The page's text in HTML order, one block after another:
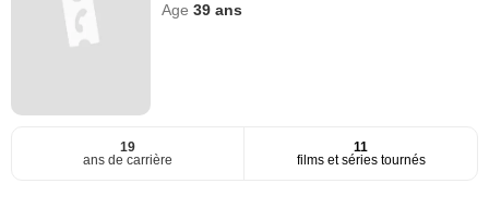
Age39 ans
19
ans de carrière
11
films et séries tournés